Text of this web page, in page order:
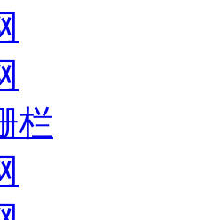
栏